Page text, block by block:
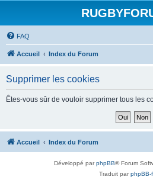
FAQ
Accueil Index du Forum
Supprimer les cookies
Êtes-vous sûr de vouloir supprimer tous les
Accueil Index du Forum
Développé parphpBB® Forum
Traduit parphpBB-